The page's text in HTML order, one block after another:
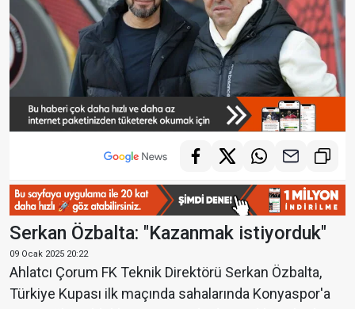
Serkan Özbalta: "Kazanmak istiyorduk"
09 Ocak 2025 20:22
Ahlatcı Çorum FK Teknik Direktörü Serkan Özbalta,
Türkiye Kupası ilk maçında sahalarında Konyaspor'a